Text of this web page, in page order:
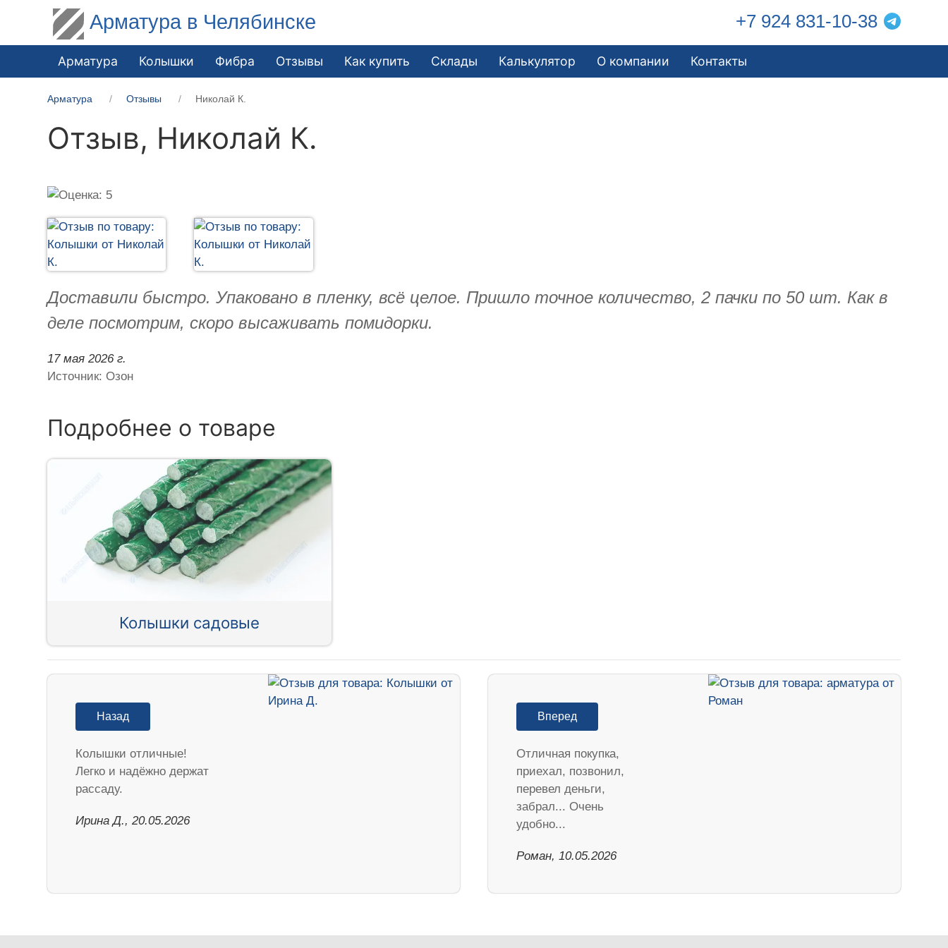
Арматура в Челябинске +7 924 831-10-38
Арматура Колышки Фибра Отзывы Как купить Склады Калькулятор О компании Контакты
Арматура Отзывы Николай К.
Отзыв, Николай К.
Доставили быстро. Упаковано в пленку, всё целое. Пришло точное количество, 2 пачки по 50 шт. Как в
деле посмотрим, скоро высаживать помидорки.
17 мая 2026 г.
Источник: Озон
Подробнее о товаре
Колышки садовые
Назад
Колышки отличные!
Легко и надёжно держат
рассаду.
Ирина Д., 20.05.2026
Вперед
Отличная покупка,
приехал, позвонил,
перевел деньги,
забрал... Очень
удобно...
Роман, 10.05.2026